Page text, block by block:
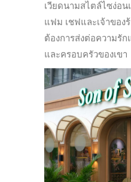
เวียดนามสไตล์ไซง่อ
แฟม เชฟและเจ้าของ
ต้องการส่งต่อความรั
และครอบครัวของเขา